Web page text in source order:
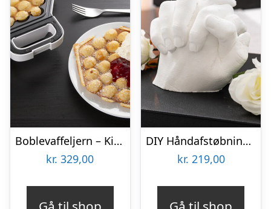
Boblevaffeljern – KitchPro
kr. 329,00
DIY Håndafstøbningskit – Spralla
kr. 219,00